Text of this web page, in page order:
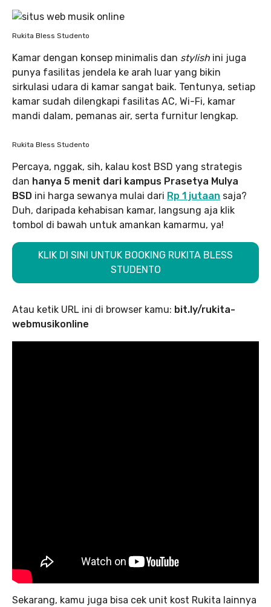
Rukita Bless Studento
Kamar dengan konsep minimalis dan stylish ini juga
punya fasilitas jendela ke arah luar yang bikin
sirkulasi udara di kamar sangat baik. Tentunya, setiap
kamar sudah dilengkapi fasilitas AC, Wi-Fi, kamar
mandi dalam, pemanas air, serta furnitur lengkap.
Rukita Bless Studento
Percaya, nggak, sih, kalau kost BSD yang strategis
dan hanya 5 menit dari kampus Prasetya Mulya
BSD ini harga sewanya mulai dari Rp 1 jutaan saja?
Duh, daripada kehabisan kamar, langsung aja klik
tombol di bawah untuk amankan kamarmu, ya!
KLIK DI SINI UNTUK BOOKING RUKITA BLESS
STUDENTO
Atau ketik URL ini di browser kamu: bit.ly/rukita-
webmusikonline
Sekarang, kamu juga bisa cek unit kost Rukita lainnya